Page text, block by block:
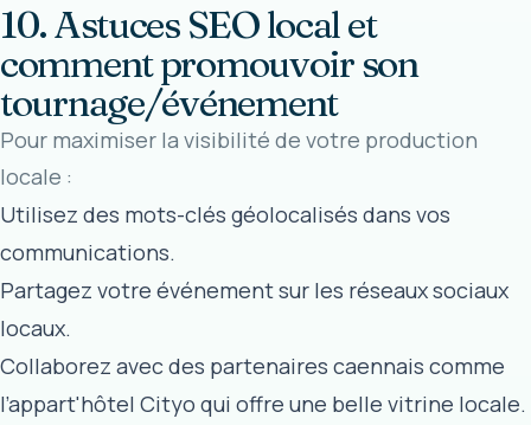
10. Astuces SEO local et
comment promouvoir son
tournage/événement
Pour maximiser la visibilité de votre production
locale :
Utilisez des mots-clés géolocalisés dans vos
communications.
Partagez votre événement sur les réseaux sociaux
locaux.
Collaborez avec des partenaires caennais comme
l’appart'hôtel Cityo qui offre une belle vitrine locale.